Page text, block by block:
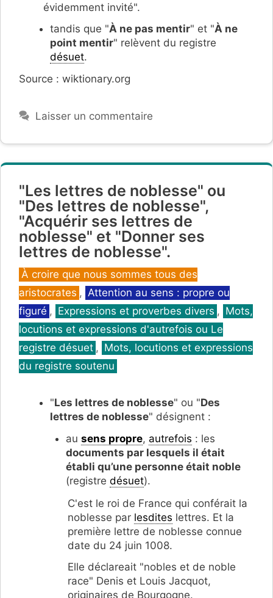
évidemment invité".
tandis que "À ne pas mentir" et "À ne
point mentir" relèvent du registre
désuet.
Source : wiktionary.org
Laisser un commentaire
"Les lettres de noblesse" ou
"Des lettres de noblesse",
"Acquérir ses lettres de
noblesse" et "Donner ses
lettres de noblesse".
Catégories
À croire que nous sommes tous des
aristocrates , Attention au sens : propre ou
figuré , Expressions et proverbes divers , Mots,
locutions et expressions d'autrefois ou Le
registre désuet , Mots, locutions et expressions
du registre soutenu
"Les lettres de noblesse" ou "Des
lettres de noblesse" désignent :
au sens propre, autrefois : les
documents par lesquels il était
établi qu’une personne était noble
(registre désuet).
C'est le roi de France qui conférait la
noblesse par lesdites lettres. Et la
première lettre de noblesse connue
date du 24 juin 1008.
Elle déclareait "nobles et de noble
race" Denis et Louis Jacquot,
originaires de Bourgogne.